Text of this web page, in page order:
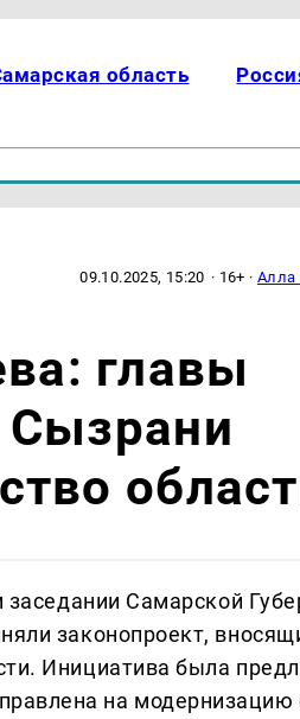
область
09.10.2025, 15:20 · 16+ · Алла
главы
Сызрани
Самарской
законопроект,
Инициатива была
на модернизацию